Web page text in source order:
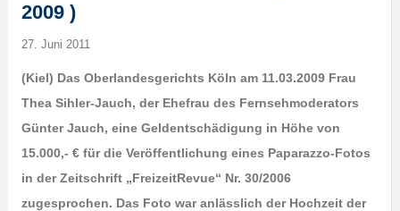
2009 )
27. Juni 2011
(Kiel) Das Oberlandesgerichts Köln am 11.03.2009 Frau
Thea Sihler-Jauch, der Ehefrau des Fernsehmoderators
Günter Jauch, eine Geldentschädigung in Höhe von
15.000,- € für die Veröffentlichung eines Paparazzo-Fotos
in der Zeitschrift „FreizeitRevue“ Nr. 30/2006
zugesprochen. Das Foto war anlässlich der Hochzeit der